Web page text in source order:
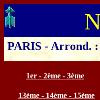
PARIS - Arrond. :
Cliquer sur
1er - 2ème - 3ème
13ème - 14ème - 15ème